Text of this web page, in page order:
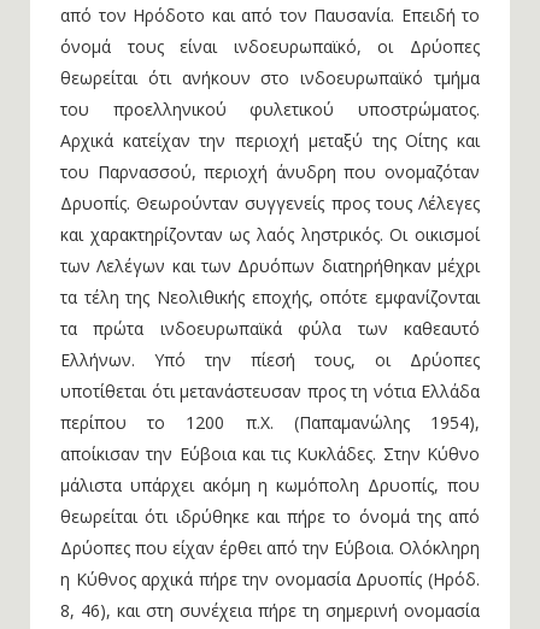
από τον Ηρόδοτο και από τον Παυσανία. Επειδή το
όνομά τους είναι ινδοευρωπαϊκό, οι Δρύοπες
θεωρείται ότι ανήκουν στο ινδοευρωπαϊκό τμήμα
του προελληνικού φυλετικού υποστρώματος.
Αρχικά κατείχαν την περιοχή μεταξύ της Οίτης και
του Παρνασσού, περιοχή άνυδρη που ονομαζόταν
Δρυοπίς. Θεωρούνταν συγγενείς προς τους Λέλεγες
και χαρακτηρίζονταν ως λαός ληστρικός. Oι οικισμοί
των Λελέγων και των Δρυόπων διατηρήθηκαν μέχρι
τα τέλη της Νεολιθικής εποχής, οπότε εμφανίζονται
τα πρώτα ινδοευρωπαϊκά φύλα των καθεαυτό
Ελλήνων. Υπό την πίεσή τους, οι Δρύοπες
υποτίθεται ότι μετανάστευσαν προς τη νότια Ελλάδα
περίπου το 1200 π.Χ. (Παπαμανώλης 1954),
αποίκισαν την Εύβοια και τις Κυκλάδες. Στην Κύθνο
μάλιστα υπάρχει ακόμη η κωμόπολη Δρυοπίς, που
θεωρείται ότι ιδρύθηκε και πήρε το όνομά της από
Δρύοπες που είχαν έρθει από την Εύβοια. Ολόκληρη
η Κύθνος αρχικά πήρε την ονομασία Δρυοπίς (Ηρόδ.
8, 46), και στη συνέχεια πήρε τη σημερινή ονομασία